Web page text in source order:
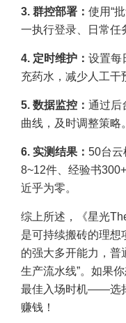
3. 群控部署： 使用“
一执行登录、日常任
4. 定时维护： 设置每
充药水，减少人工干
5. 数据监控： 通过后
曲线，及时调整策略。
6. 实测结果： 50台云
8~12件、经验书
近乎为零。
综上所述，《星光
是可持续搬砖的理想
的强大多开能力，普
生产流水线”。如果
最佳入场时机——选
赚钱！